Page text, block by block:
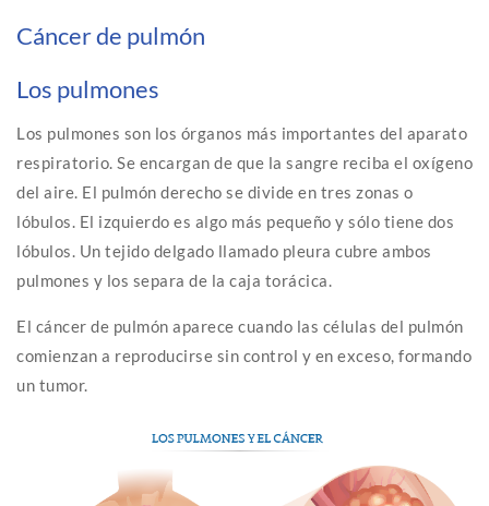
Cáncer de pulmón
Los pulmones
Los pulmones son los órganos más importantes del aparato
respiratorio. Se encargan de que la sangre reciba el oxígeno
del aire. El pulmón derecho se divide en tres zonas o
lóbulos. El izquierdo es algo más pequeño y sólo tiene dos
lóbulos. Un tejido delgado llamado pleura cubre ambos
pulmones y los separa de la caja torácica.
El cáncer de pulmón aparece cuando las células del pulmón
comienzan a reproducirse sin control y en exceso, formando
un tumor.